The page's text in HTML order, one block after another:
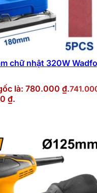
chữ nhật 320W
là: 780.000 ₫.
₫.